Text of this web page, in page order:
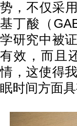
势，不仅采
基丁酸（
学研究中被
有效，而且
情，这使得
眠时间方面